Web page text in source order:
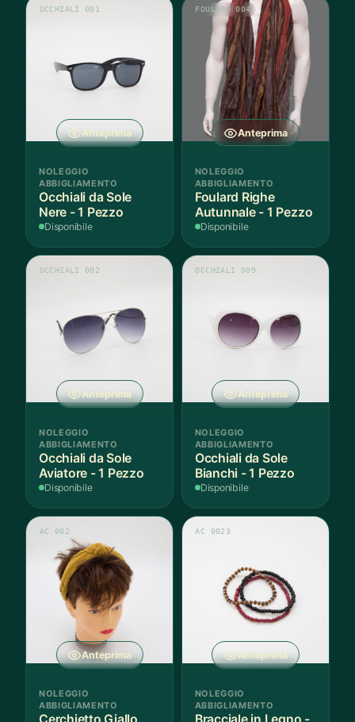
Anteprima
OCCHIALI 001
NOLEGGIO
ABBIGLIAMENTO
Occhiali da Sole
Nere - 1 Pezzo
Disponibile
Anteprima
FOULARD 004
NOLEGGIO
ABBIGLIAMENTO
Foulard Righe
Autunnale - 1 Pezzo
Disponibile
Anteprima
OCCHIALI 002
NOLEGGIO
ABBIGLIAMENTO
Occhiali da Sole
Aviatore - 1 Pezzo
Disponibile
Anteprima
OCCHIALI 009
NOLEGGIO
ABBIGLIAMENTO
Occhiali da Sole
Bianchi - 1 Pezzo
Disponibile
Anteprima
AC 002
NOLEGGIO
ABBIGLIAMENTO
Anteprima
AC 0023
NOLEGGIO
ABBIGLIAMENTO